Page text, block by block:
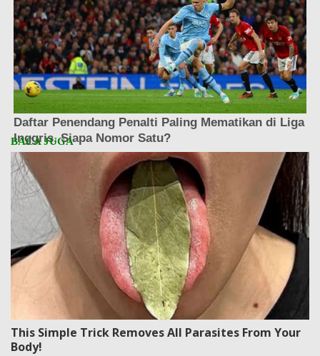
This Simple Trick Removes All Parasites From Your
Body!